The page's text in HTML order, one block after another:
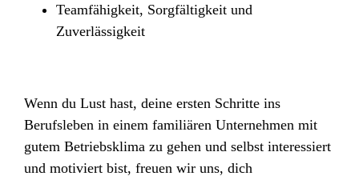
Teamfähigkeit, Sorgfältigkeit und
Zuverlässigkeit
Wenn du Lust hast, deine ersten Schritte ins
Berufsleben in einem familiären Unternehmen mit
gutem Betriebsklima zu gehen und selbst interessiert
und motiviert bist, freuen wir uns, dich